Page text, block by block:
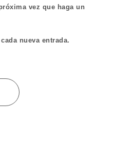
vez que haga un
nueva entrada.